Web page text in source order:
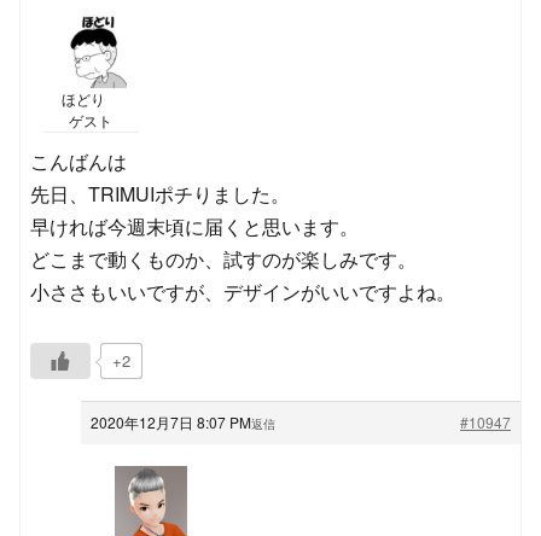
ほどり
ゲスト
こんばんは
先日、TRIMUIポチりました。
早ければ今週末頃に届くと思います。
どこまで動くものか、試すのが楽しみです。
小ささもいいですが、デザインがいいですよね。
+2
2020年12月7日 8:07 PM #10947
返信